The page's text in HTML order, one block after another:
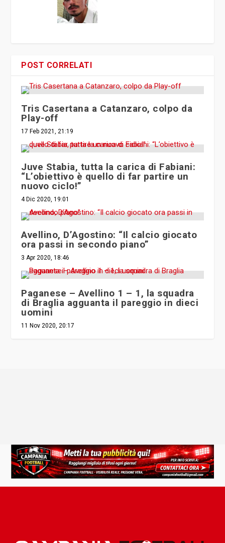
POST CORRELATI
Tris Casertana a Catanzaro, colpo da
Play-off
17 Feb 2021, 21:19
Juve Stabia, tutta la carica di Fabiani:
“L’obiettivo è quello di far partire un
nuovo ciclo!”
4 Dic 2020, 19:01
Avellino, D’Agostino: “Il calcio giocato
ora passi in secondo piano”
3 Apr 2020, 18:46
Paganese – Avellino 1 – 1, la squadra
di Braglia agguanta il pareggio in dieci
uomini
11 Nov 2020, 20:17